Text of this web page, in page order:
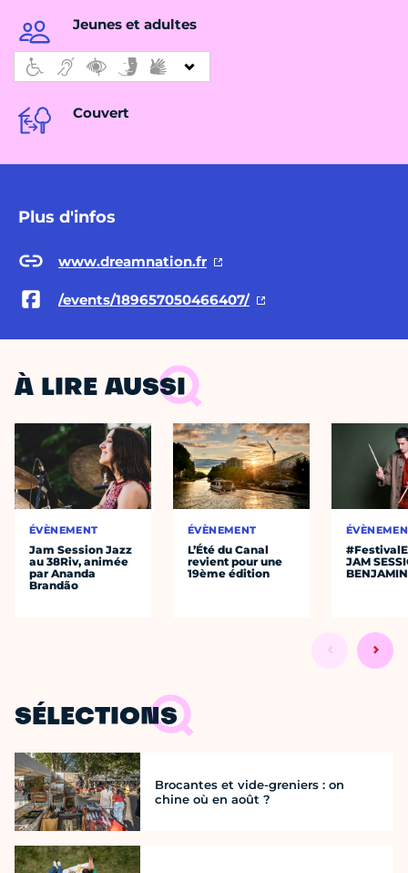
Jeunes et adultes
Couvert
Plus d'infos
www.dreamnation.fr
/events/189657050466407/
À LIRE AUSSI
ÉVÈNEMENT
Jam Session Jazz
au 38Riv, animée
par Ananda
Brandão
ÉVÈNEMENT
L’Été du Canal
revient pour une
19ème édition
JAM
SÉLECTIONS
Brocantes et vide-greniers : on
chine où en août ?